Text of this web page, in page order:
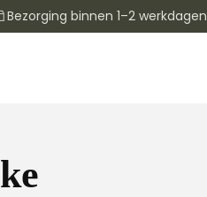
Bezorging binnen 1–2 werkdagen